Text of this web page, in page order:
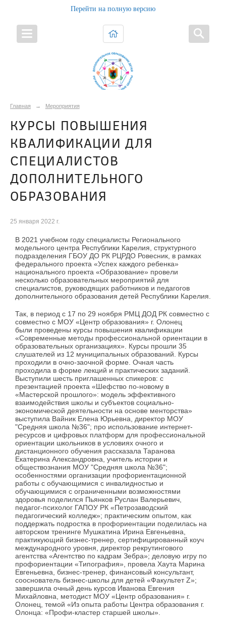
Перейти на полную версию
Главная → Мероприятия
КУРСЫ ПОВЫШЕНИЯ
КВАЛИФИКАЦИИ ДЛЯ
СПЕЦИАЛИСТОВ
ДОПОЛНИТЕЛЬНОГО
ОБРАЗОВАНИЯ
25 января 2022 г.
В 2021 учебном году специалисты Регионального
модельного центра Республики Карелия, структурного
подразделения ГБОУ ДО РК РЦРДО Ровесник, в рамках
федерального проекта «Успех каждого ребенка»
национального проекта «Образование» провели
несколько образовательных мероприятий для
специалистов, руководящих работников и педагогов
дополнительного образования детей Республики Карелия.
Так, в период с 17 по 29 ноября РМЦ ДОД РК совместно с
совместно с МОУ «Центр образования» г. Олонец
были проведены курсы повышения квалификации
«Современные методы профессиональной ориентации в
образовательных организациях». Курсы прошли 35
слушателей из 12 муниципальных образований. Курсы
проходили в очно-заочной форме. Очная часть
проходила в форме лекций и практических заданий.
Выступили шесть приглашенных спикеров: с
презентацией проекта «Шефство по-новому в
«Мастерской прошлого»: модель эффективного
взаимодействия школы и субъектов социально-
экономической деятельности на основе менторства»
выступила Вайник Елена Юрьевна, директор МОУ
"Средняя школа №36"; про использование интернет-
ресурсов и цифровых платформ для профессиональной
ориентации школьников в условиях очного и
дистанционного обучения рассказала Таранова
Екатерина Александровна, учитель истории и
обществознания МОУ "Средняя школа №36";
особенностями организации профориентационной
работы с обучающимися с инвалидностью и
обучающимися с ограниченными возможностями
здоровья поделился Пьянков Руслан Валерьевич,
педагог-психолог ГАПОУ РК «Петрозаводский
педагогический колледж»; практическим опытом, как
поддержать подростка в профориентации поделилась на
авторском тренинге Мушкатина Ирина Евгеньевна,
практикующий бизнес-тренер, сертифицированный коуч
международного уровня, директор рекрутингового
агентства «Агентство по кадрам Зебра»; деловую игру по
профориентации «Типография», провела Хаута Марина
Евгеньевна, бизнес-тренер, финансовый консультант,
сооснователь бизнес-школы для детей «Факультет Z»;
завершила очный день курсов Иванова Евгения
Михайловна, методист МОУ «Центр образования» г.
Олонец, темой «Из опыта работы Центра образования г.
Олонца: «Профи-кластер старшей школы».